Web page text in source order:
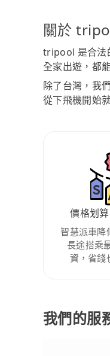
關於
tripool 是合法
全家出遊，都
除了台灣，我
從下飛機開始
價格划
智慧派車降
長途搭乘
資，省錢
我們的服